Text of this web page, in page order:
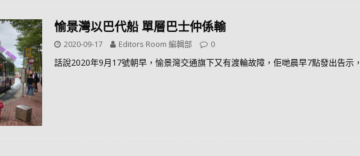
愉景灣以巴代船 單層巴士仲係輸
2020-09-17 Editors Room 編輯部 0
話說2020年9月17號朝早，愉景灣交通旗下又有渡輪故障，佢哋晨早7點發出告示，